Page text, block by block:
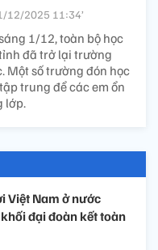
12/2025 11:34’
1/12, toàn bộ học
đã trở lại trường
Một số trường đón học
trung để các em ổn
lớp.
Việt Nam ở nước
đại đoàn kết toàn